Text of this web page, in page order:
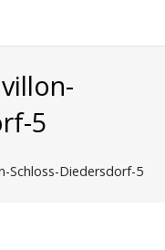
5
Schloss-Diedersdorf-5